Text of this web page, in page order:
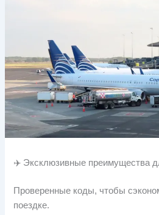
✈️ Эксклюзивные преимущества
Проверенные коды, чтобы
поездке.